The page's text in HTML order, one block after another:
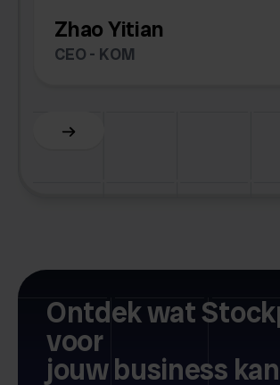
Zhao Yitian
CEO - KOM
Slide 6 of 6.
Ontdek wat
voor
jouw business